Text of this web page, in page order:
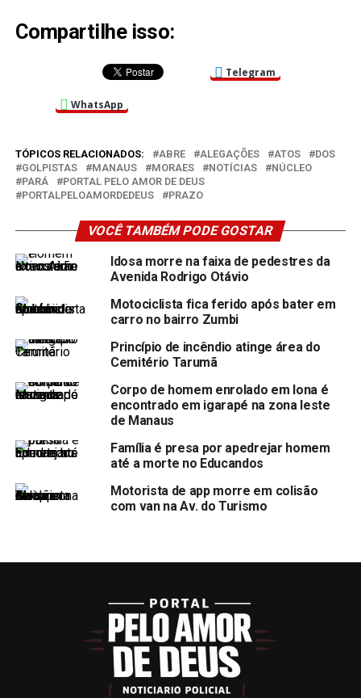
Compartilhe isso:
Telegram
WhatsApp
TÓPICOS RELACIONADOS: ABRE ALEGAÇÕES ATOS
DOS
GOLPISTAS
MANAUS MORAES NOTÍCIAS
NÚCLEO
PARÁ
PORTAL PELO AMOR DE DEUS
PORTALPELOAMORDEDEUS
PRAZO
VOCÊ TAMBÉM PODE GOSTAR
Idosa morre na faixa de pedestres da
Avenida Rodrigo Otávio
Motociclista fica ferido após bater em
carro no bairro Zumbi
Princípio de incêndio atinge área do
Cemitério Tarumã
Corpo de homem enrolado em lona é
encontrado em igarapé na zona leste
de Manaus
Família é presa por apedrejar homem
até a morte no Educandos
Motorista de app morre em colisão
com van na Av. do Turismo